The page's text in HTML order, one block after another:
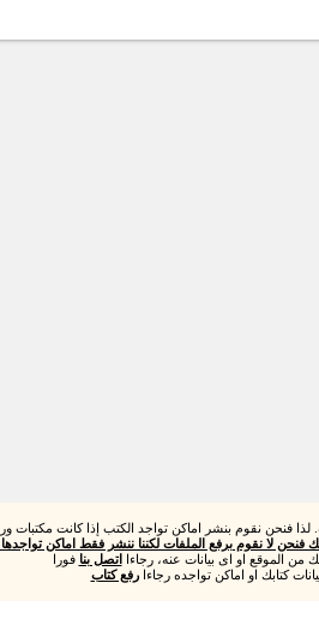
فنحن نقوم بنشر اماكن تواجد الكتب إذا كانت مكتبات
فنحن لا نقوم برفع الملفات لكننا ننشر فقط اماكن تواجدها
من الموقع او اى بيانات عنه، رجاءااتصل بنا فورا
كتابك او اماكن تواجده رجاءارفع كتاب